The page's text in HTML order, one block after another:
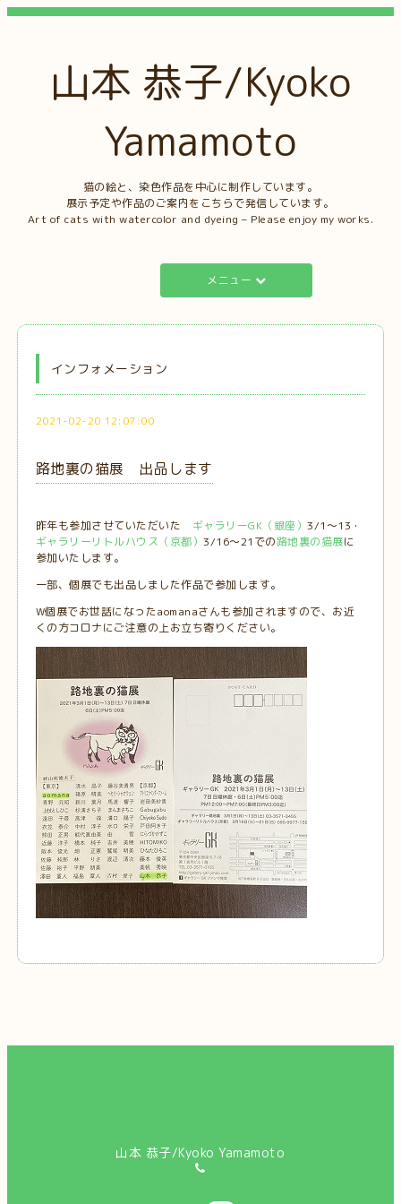
山本 恭子/Kyoko
Yamamoto
猫の絵と、染色作品を中心に制作しています。
展示予定や作品のご案内をこちらで発信しています。
Art of cats with watercolor and dyeing – Please enjoy my works.
メニュー
インフォメーション
2021-02-20 12:07:00
路地裏の猫展 出品します
昨年も参加させていただいた ギャラリーGK（銀座）3/1～13・
ギャラリーリトルハウス（京都）3/16～21での路地裏の猫展に
参加いたします。
一部、個展でも出品しました作品で参加します。
W個展でお世話になったaomanaさんも参加されますので、お近
くの方コロナにご注意の上お立ち寄りください。
山本 恭子/Kyoko Yamamoto